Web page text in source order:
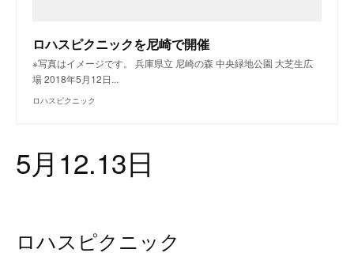
ロハスピクニックを尼崎で開催
※写真はイメージです。 兵庫県立 尼崎の森 中央緑地公園 大芝生広
場 2018年5月12日...
ロハスピクニック
5月12.13日
ロハスピクニック